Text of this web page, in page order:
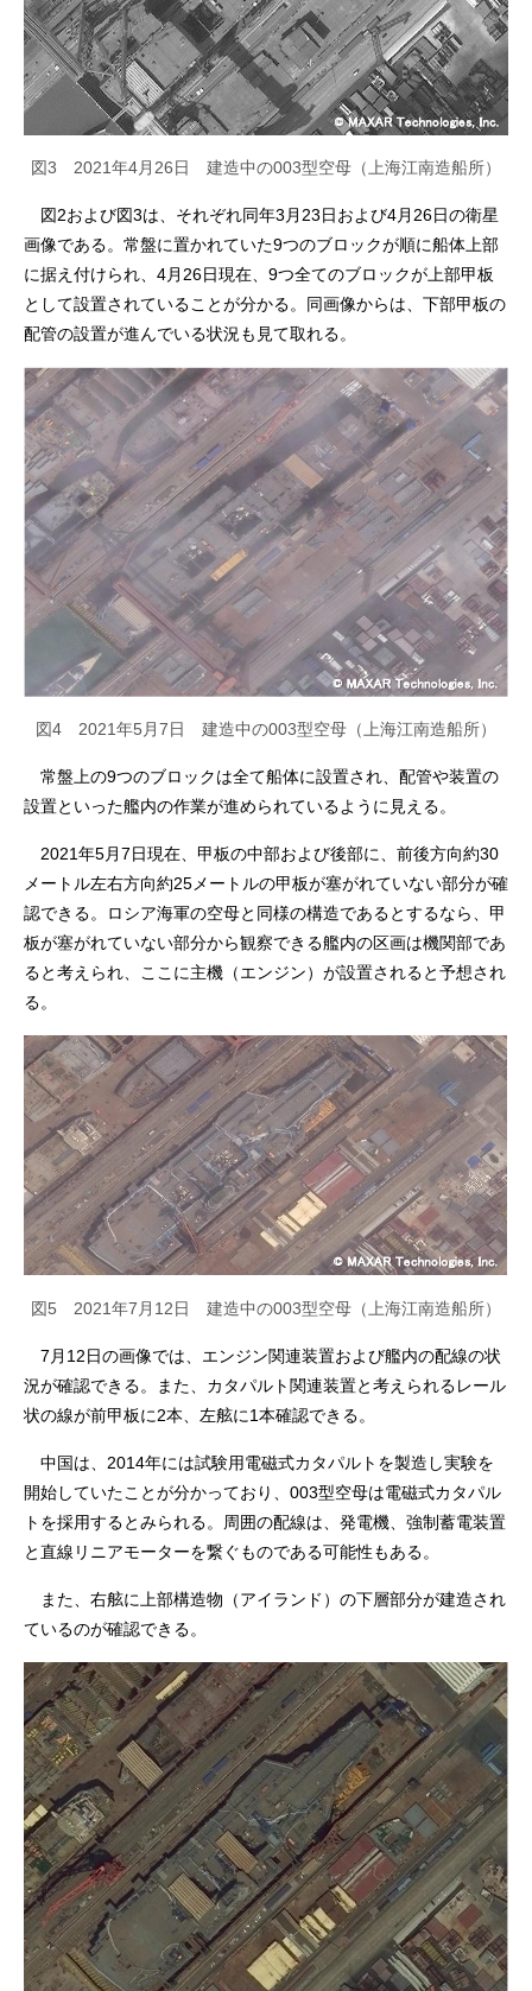
図3 2021年4月26日 建造中の003型空母（上海江南造船所）
図2および図3は、それぞれ同年3月23日および4月26日の衛星
画像である。常盤に置かれていた9つのブロックが順に船体上部
に据え付けられ、4月26日現在、9つ全てのブロックが上部甲板
として設置されていることが分かる。同画像からは、下部甲板の
配管の設置が進んでいる状況も見て取れる。
図4 2021年5月7日 建造中の003型空母（上海江南造船所）
常盤上の9つのブロックは全て船体に設置され、配管や装置の
設置といった艦内の作業が進められているように見える。
2021年5月7日現在、甲板の中部および後部に、前後方向約30
メートル左右方向約25メートルの甲板が塞がれていない部分が確
認できる。ロシア海軍の空母と同様の構造であるとするなら、甲
板が塞がれていない部分から観察できる艦内の区画は機関部であ
ると考えられ、ここに主機（エンジン）が設置されると予想され
る。
図5 2021年7月12日 建造中の003型空母（上海江南造船所）
7月12日の画像では、エンジン関連装置および艦内の配線の状
況が確認できる。また、カタパルト関連装置と考えられるレール
状の線が前甲板に2本、左舷に1本確認できる。
中国は、2014年には試験用電磁式カタパルトを製造し実験を
開始していたことが分かっており、003型空母は電磁式カタパル
トを採用するとみられる。周囲の配線は、発電機、強制蓄電装置
と直線リニアモーターを繋ぐものである可能性もある。
また、右舷に上部構造物（アイランド）の下層部分が建造され
ているのが確認できる。